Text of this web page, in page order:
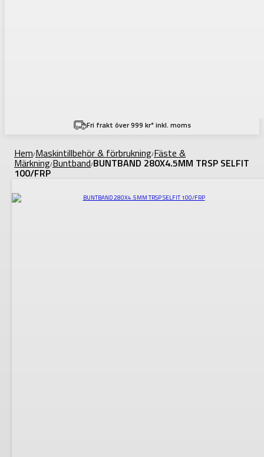
Fri frakt över 999 kr* inkl. moms
Hem/Maskintillbehör & förbrukning/Fäste &
Märkning/Buntband/BUNTBAND 280X4.5MM TRSP SELFIT
100/FRP